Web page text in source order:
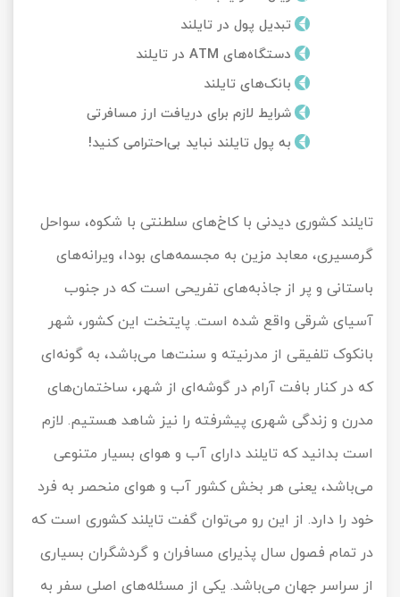
تبدیل پول در تایلند
دستگاه‌های ATM در تایلند
بانک‌های تایلند
شرایط لازم برای دریافت ارز مسافرتی
به پول تایلند نباید بی‌احترامی کنید!
تایلند کشوری دیدنی با کاخ‌های سلطنتی با شکوه، سواحل
گرمسیری، معابد مزین به مجسمه‌های بودا، ویرانه‌های
باستانی و پر از جاذبه‌های تفریحی است که در جنوب
آسیای شرقی واقع شده است. پایتخت این کشور، شهر
بانکوک تلفیقی از مدرنیته و سنت‌ها می‌باشد، به گونه‌ای
که در کنار بافت آرام در گوشه‌ای از شهر، ساختمان‌های
مدرن و زندگی شهری پیشرفته را نیز شاهد هستیم. لازم
است بدانید که تایلند دارای آب و هوای بسیار متنوعی
می‌باشد، یعنی هر بخش کشور آب و هوای منحصر به فرد
خود را دارد. از این رو می‌توان گفت تایلند کشوری است که
در تمام فصول سال پذیرای مسافران و گردشگران بسیاری
از سراسر جهان می‌باشد. یکی از مسئله‌های اصلی سفر به
تور کویر مرنجاب
تور کویر کاراکال
تور هرمز
تور ماسوله
تور مرداب سراوان
تور گلستان
تور سوباتان
تور چابهار
تور مرداب هسل
تور کاشان
تور کیش از ساری
تور کیش از بندرعباس
تور سنگاپور اقساطی
تور قزاقستان اقساطی